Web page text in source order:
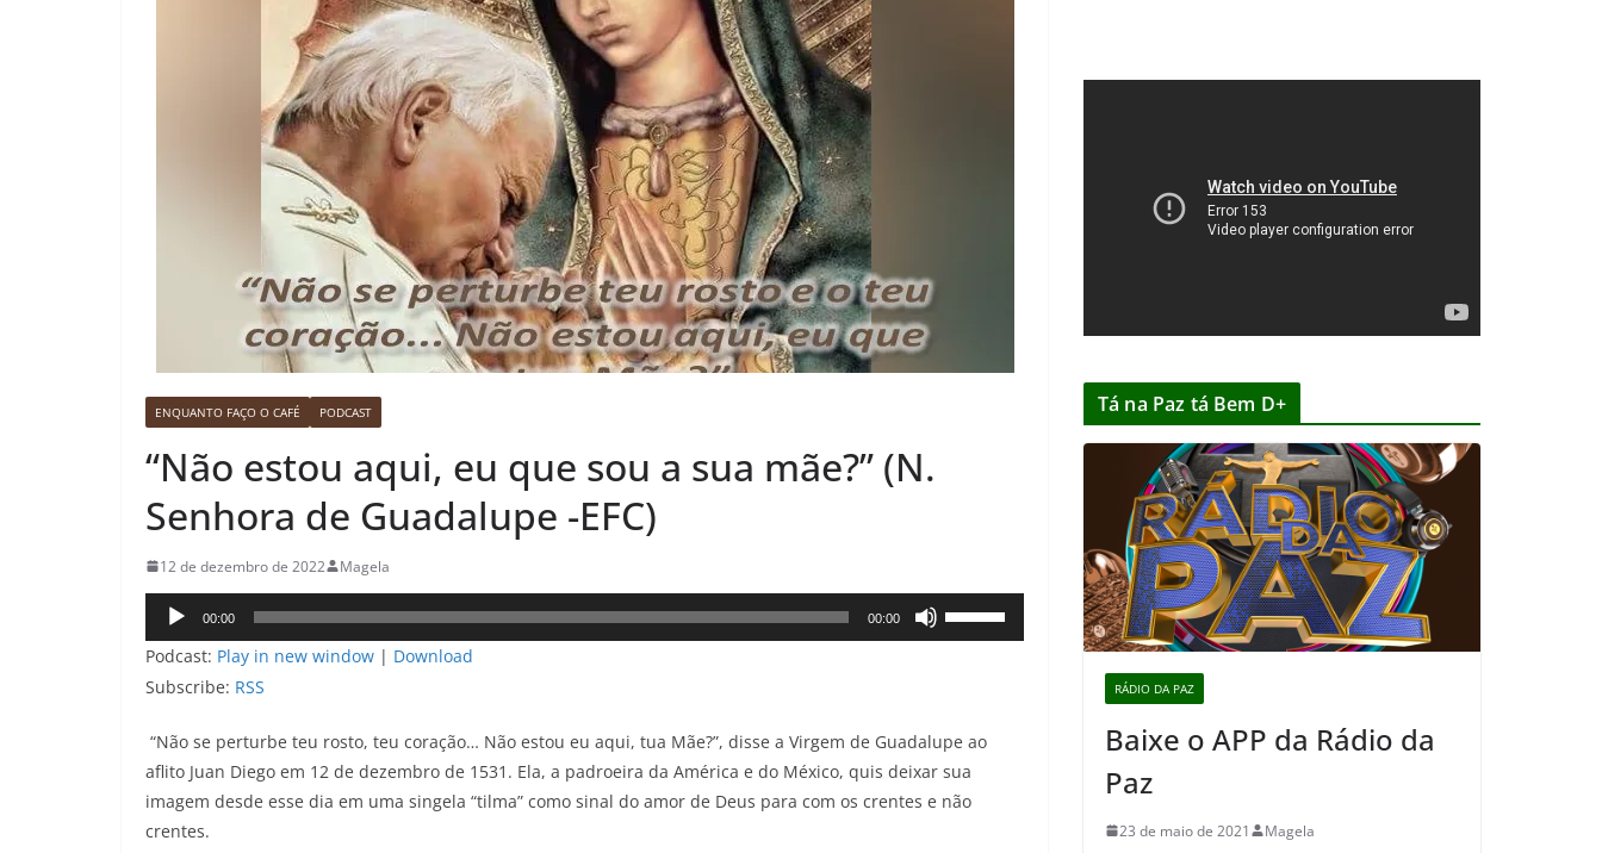
ENQUANTO FAÇO O CAFÉ PODCAST
“Não estou aqui, eu que sou a sua mãe?” (N.
Senhora de Guadalupe -EFC)
12 de dezembro de 2022 Magela
Tocador
de
áudio
00:00 00:00
Use
as
cima
ou
para
Podcast: Play in new window | Download
Subscribe: RSS
“Não se perturbe teu rosto, teu coração… Não estou eu aqui, tua Mãe?”, disse a Virgem de Guadalupe ao
aflito Juan Diego em 12 de dezembro de 1531. Ela, a padroeira da América e do México, quis deixar sua
imagem desde esse dia em uma singela “tilma” como sinal do amor de Deus para com os crentes e não
crentes.
Tá na Paz tá Bem D+
RÁDIO DA PAZ
Baixe o APP da Rádio da
Paz
23 de maio de 2021 Magela